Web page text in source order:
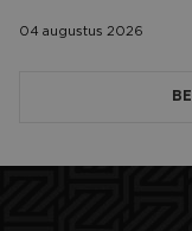
04 augustus 2026